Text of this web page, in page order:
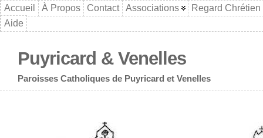
Accueil À Propos Contact Associations
Regard Chrétien
Aide
Puyricard & Venelles
Paroisses Catholiques de Puyricard et Venelles